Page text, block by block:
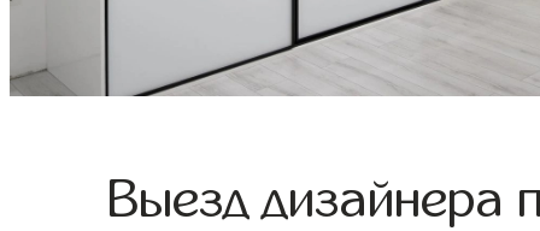
Выезд дизайнера